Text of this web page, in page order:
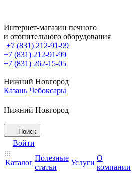
Интернет-магазин печного
и отопительного оборудования
+7 (831) 212-91-99
+7 (831) 212-91-99
+7 (831) 262-15-05
Нижний Новгород
Казань Чебоксары
Нижний Новгород
Поиск
Войти
Каталог
Полезные
статьи
Услуги
О
компании